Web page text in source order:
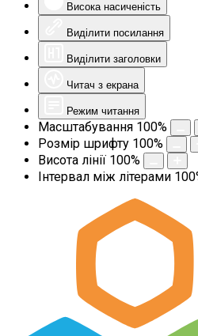
Висока насиченість
Виділити посилання
Виділити заголовки
Читач з екрана
Режим читання
Масштабування 100%
Розмір шрифту 100%
Висота лінії 100%
Інтервал між літерами 100